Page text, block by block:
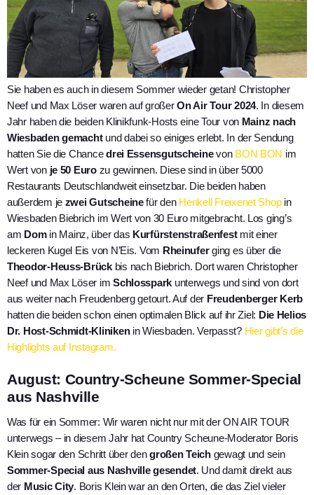
Sie haben es auch in diesem Sommer wieder getan! Christopher
Neef und Max Löser waren auf großerOn Air Tour 2024. In diesem
Jahr haben die beiden Klinikfunk-Hosts eine Tour von Mainz nach
Wiesbaden gemachtund dabei so einiges erlebt. In der Sendung
hatten Sie die Chancedrei Essensgutscheinevon BON BON im
Wert von je 50 Euro zu gewinnen. Diese sind in über 5000
Restaurants Deutschlandweit einsetzbar. Die beiden haben
außerdem je zwei Gutscheinefür den Henkell Freixenet Shopin
Wiesbaden Biebrich im Wert von 30 Euro mitgebracht. Los ging’s
am Domin Mainz, über das Kurfürstenstraßenfestmit einer
leckeren Kugel Eis von N’Eis. Vom Rheinuferging es über die
Theodor-Heuss-Brückbis nach Biebrich. Dort waren Christopher
Neef und Max Löser imSchlosspark unterwegs und sind von dort
aus weiter nach Freudenberg getourt. Auf der Freudenberger Kerb
hatten die beiden schon einen optimalen Blick auf ihr Ziel: Die Helios
Dr. Host-Schmidt-Klinikenin Wiesbaden. Verpasst? Hier gibt’s die
Highlights auf Instagram.
August: Country-Scheune Sommer-Special
aus Nashville
Was für ein Sommer: Wir waren nicht nur mit der ON AIR TOUR
unterwegs – in diesem Jahr hat Country Scheune-Moderator Boris
Klein sogar den Schritt über dengroßen Teichgewagt und sein
Sommer-Special aus Nashville gesendet. Und damit direkt aus
der Music City. Boris Klein war an den Orten, die das Ziel vieler